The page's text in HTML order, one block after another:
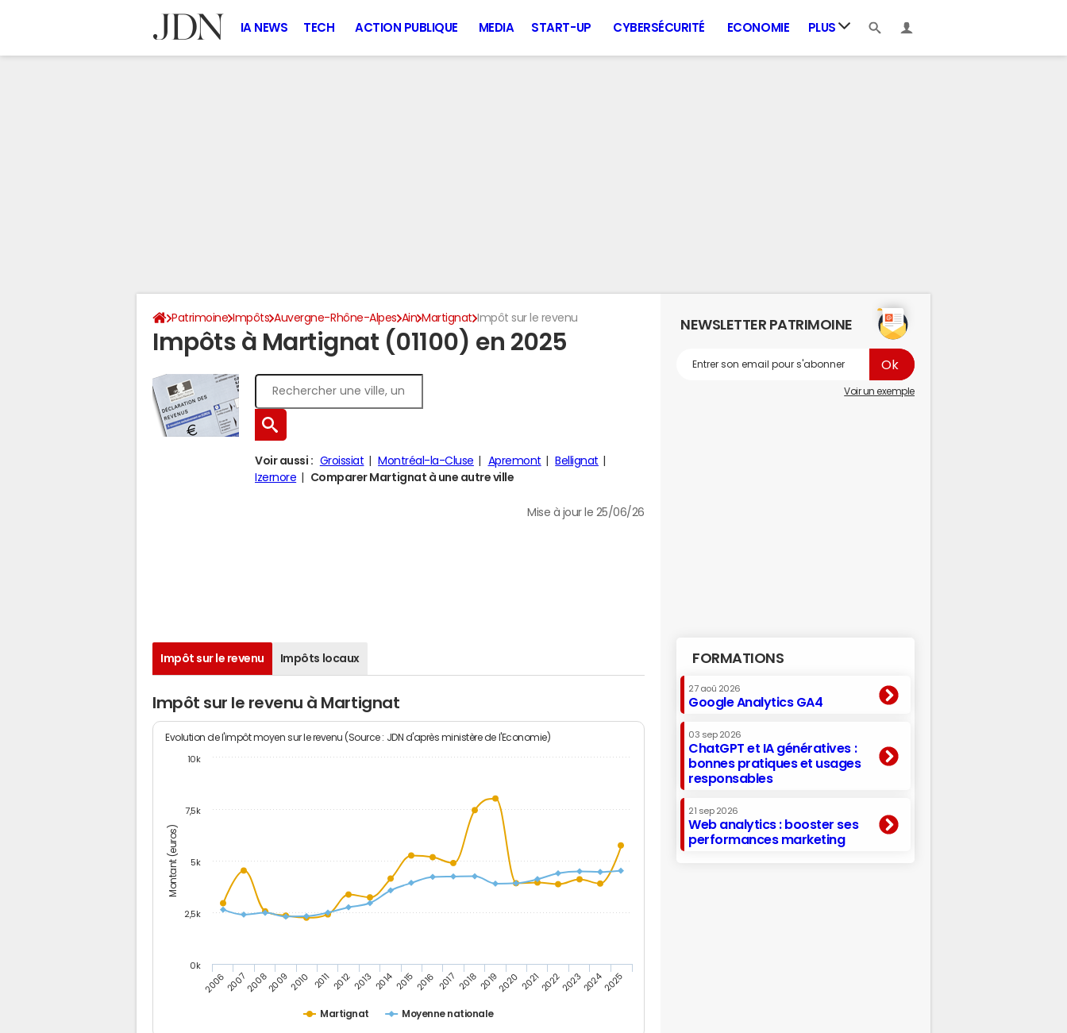
IA NEWS TECH ACTION PUBLIQUE MEDIA START-UP CYBERSÉCURITÉ ECONOMIE PLUS
Patrimoine Impôts Auvergne-Rhône-Alpes Ain Martignat Impôt sur le revenu
Impôts à Martignat (01100) en 2025
Voir aussi : Groissiat Montréal-la-Cluse Apremont
Bellignat
Izernore
Comparer Martignat à une autre ville
Mise à jour le 25/06/26
Impôt sur le revenu Impôts locaux
Impôt sur le revenu à Martignat
Montant (euros)
Evolution de l'impôt moyen sur le revenu (Source : JDN d'après ministère de l'Economie)
Martignat Moyenne nationale
20062007200820092010 2011 20122013201420152016 2017 20182019202020212022202320242025
0k
10k
2,5k
5k
7,5k
NEWSLETTER PATRIMOINE
Voir un exemple
FORMATIONS
27 aoû 2026
Google Analytics GA4
03 sep 2026
ChatGPT et IA génératives :
bonnes pratiques et usages
responsables
21 sep 2026
Web analytics : booster ses
performances marketing